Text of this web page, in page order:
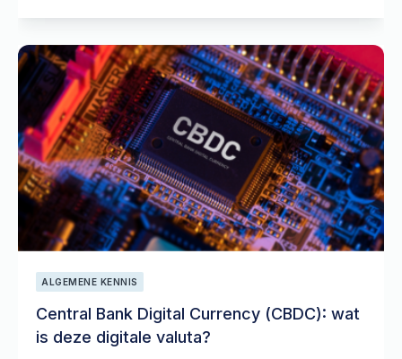
ALGEMENE KENNIS
Central Bank Digital Currency (CBDC): wat
is deze digitale valuta?